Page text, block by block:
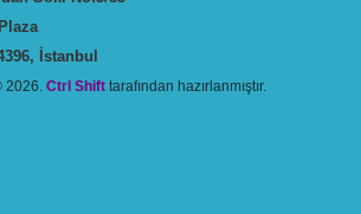
İstanbul
2026. Ctrl Shift tarafından hazırlanmıştır.